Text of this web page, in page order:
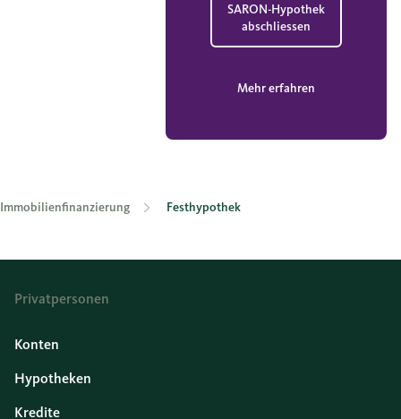
SARON-Hypothek
abschliessen
Mehr erfahren
Immobilienfinanzierung Festhypothek
Privatpersonen
Konten
Hypotheken
Kredite